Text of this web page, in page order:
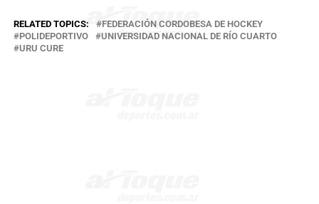
RELATED TOPICS:
FEDERACIÓN CORDOBESA DE HOCKEY
POLIDEPORTIVO
UNIVERSIDAD NACIONAL DE RÍO CUARTO
URU CURE